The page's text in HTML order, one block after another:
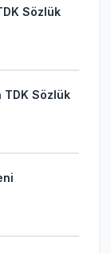
Sözlük
TDK Sözlük